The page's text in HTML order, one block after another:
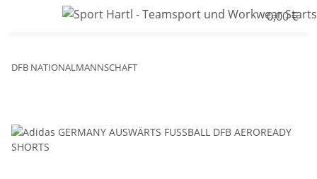
0,00 €
DFB NATIONALMANNSCHAFT